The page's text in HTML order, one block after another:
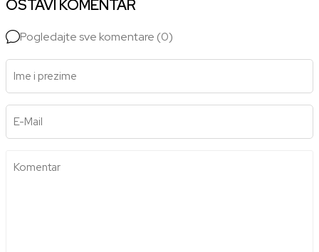
OSTAVI KOMENTAR
Pogledajte sve komentare (0)
Ime i prezime
E-Mail
Komentar